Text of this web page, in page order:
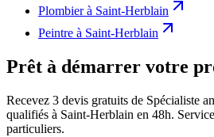
Plombierà Saint-Herblain
Peintre à Saint-Herblain
Prêt à démarrer votre
Recevez 3 devis gratuits de Spécialiste
qualifiés à Saint-Herblain en 48h.
particuliers.